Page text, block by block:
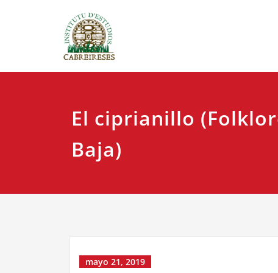
El ciprianillo
Baja)
mayo 21, 2019